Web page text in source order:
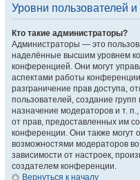
Уровни пользователей и
Кто такие администраторы?
Администраторы — это
наделённые высшим уровнем
конференцией. Они могут
аспектами работы
разграничение прав доступа,
пользователей, создание групп
назначение модераторов и т. п.,
от прав, предоставленных им
конференции. Они также могут
возможностями модераторов
зависимости от настроек,
создателем конференции.
Вернуться к началу